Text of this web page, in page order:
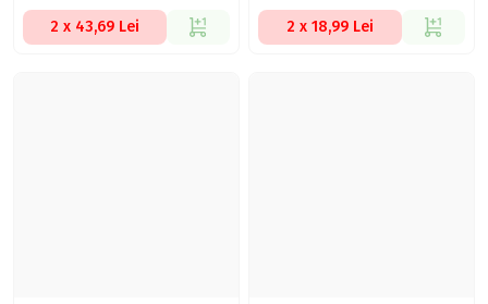
2 x 43,69 Lei 2 x 18,99 Lei